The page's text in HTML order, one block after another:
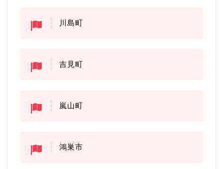
川島町
吉見町
嵐山町
鴻巣市